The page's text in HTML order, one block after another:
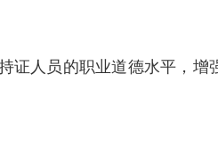
证人员的职业道德水平，增